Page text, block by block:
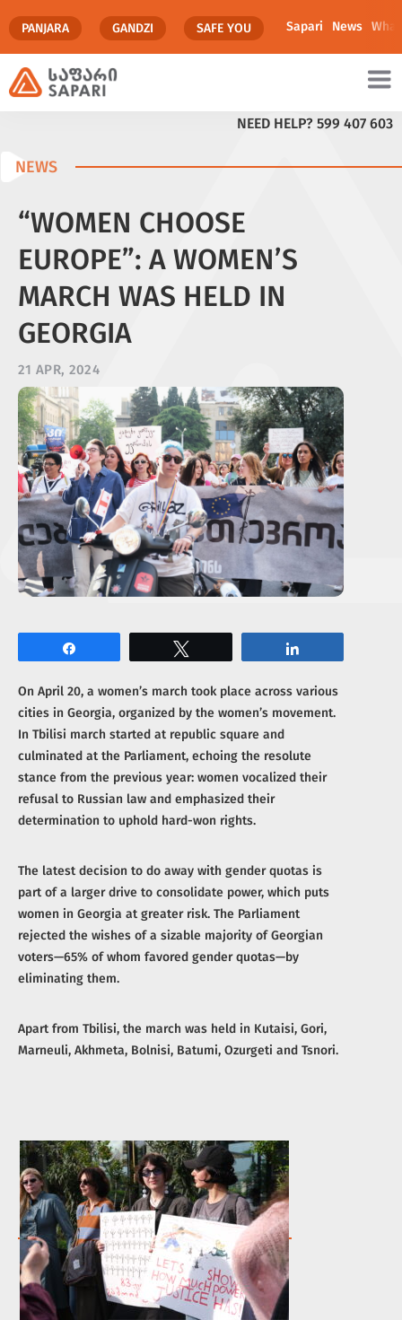
PANJARA GANDZI SAFE YOU Sapari News
NEED HELP? 599 407 603
NEWS
“WOMEN CHOOSE
EUROPE”: A WOMEN’S
MARCH WAS HELD IN
GEORGIA
21 APR, 2024
On April 20, a women’s march took place across various
cities in Georgia, organized by the women’s movement.
In Tbilisi march started at republic square and
culminated at the Parliament, echoing the resolute
stance from the previous year: women vocalized their
refusal to Russian law and emphasized their
determination to uphold hard-won rights.
The latest decision to do away with gender quotas is
part of a larger drive to consolidate power, which puts
women in Georgia at greater risk. The Parliament
rejected the wishes of a sizable majority of Georgian
voters—65% of whom favored gender quotas—by
eliminating them.
Apart from Tbilisi, the march was held in Kutaisi, Gori,
Marneuli, Akhmeta, Bolnisi, Batumi, Ozurgeti and Tsnori.